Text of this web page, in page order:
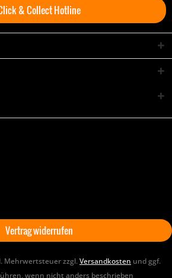
& Collect Hotline
Vertrag widerrufen
Mehrwertsteuer zzgl.Versandkosten und ggf.
wenn nicht anders beschrieben